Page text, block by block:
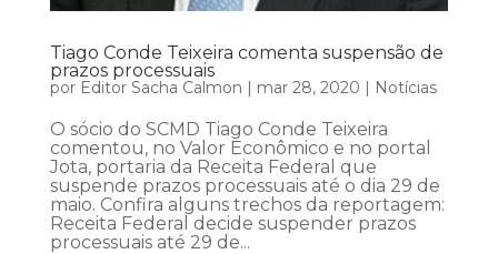
Tiago Conde Teixeira comenta suspensão de
prazos processuais
por Editor Sacha Calmon | mar 28, 2020 | Notícias
O sócio do SCMD Tiago Conde Teixeira
comentou, no Valor Econômico e no portal
Jota, portaria da Receita Federal que
suspende prazos processuais até o dia 29 de
maio. Confira alguns trechos da reportagem:
Receita Federal decide suspender prazos
processuais até 29 de...